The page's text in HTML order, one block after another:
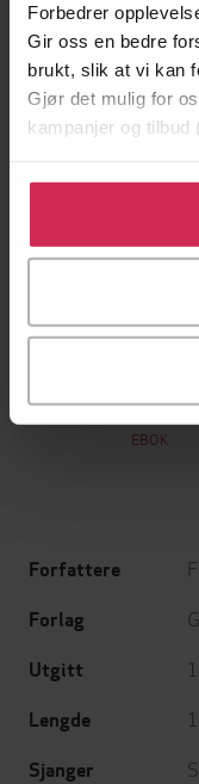
Forbedrer
Gir oss en bedre
brukt, slik at vi kan
Gjør det mulig for
kampanjer og tilbud
Klikk på «Godta
bruke cookies for
tilpasse ditt
Vinner av
Jo Nesbø
EBOK
Forfattere
Forlag
Utgitt
Lengde
Sjanger